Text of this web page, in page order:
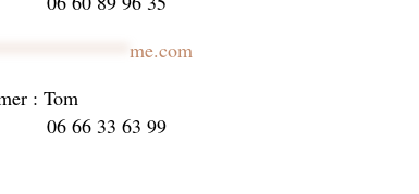
me.com
: Tom
33 63 99